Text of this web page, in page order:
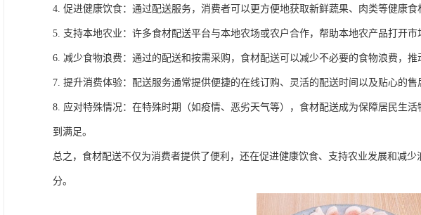
4. 促进健康饮食：通过配送服务，消费者可以更方便地获取新鲜蔬果、肉类等健康食
5. 支持本地农业：许多食材配送平台与本地农场或农户合作，帮助本地农产品打开市
6. 减少食物浪费：通过的配送和按需采购，食材配送可以减少不必要的食物浪费，推
7. 提升消费体验：配送服务通常提供便捷的在线订购、灵活的配送时间以及贴心的售
8. 应对特殊情况：在特殊时期（如疫情、恶劣天气等），食材配送成为保障居民生
到满足。
总之，食材配送不仅为消费者提供了便利，还在促进健康饮食、支持农业发展和减
分。